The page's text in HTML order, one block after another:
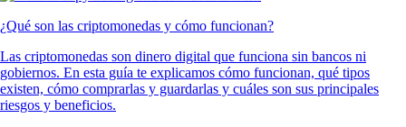
¿Qué son las criptomonedas y cómo funcionan?
Las criptomonedas son dinero digital que funciona sin bancos ni
gobiernos. En esta guía te explicamos cómo funcionan, qué tipos
existen, cómo comprarlas y guardarlas y cuáles son sus principales
riesgos y beneficios.